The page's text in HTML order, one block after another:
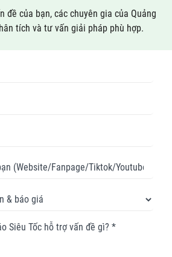
đề của bạn, các chuyên gia của Quảng
tích và tư vấn giải pháp phù hợp.